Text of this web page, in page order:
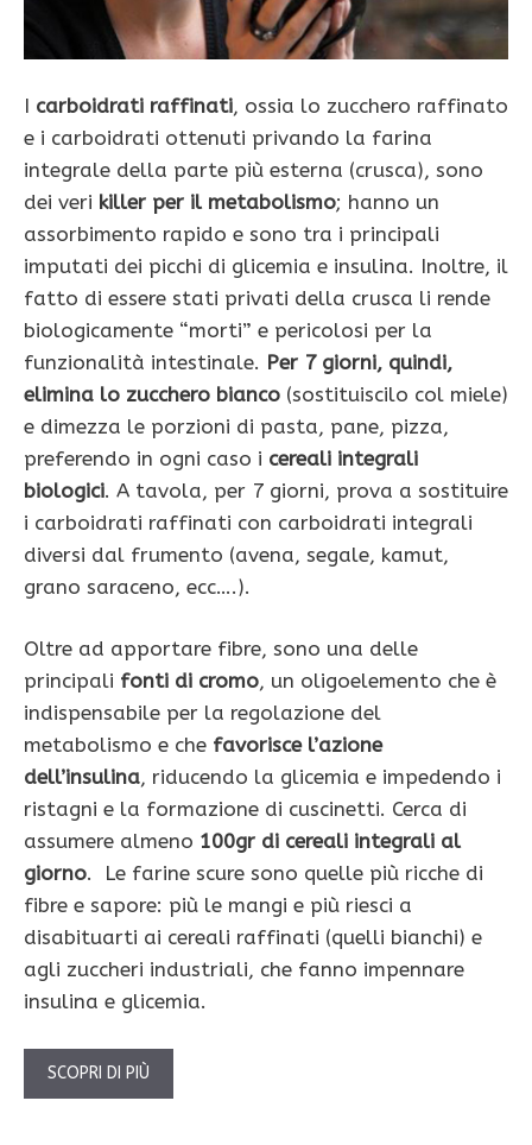
I carboidrati raffinati, ossia lo zucchero raffinato
e i carboidrati ottenuti privando la farina
integrale della parte più esterna (crusca), sono
dei veri killer per il metabolismo; hanno un
assorbimento rapido e sono tra i principali
imputati dei picchi di glicemia e in­sulina. Inoltre, il
fatto di essere stati privati della crusca li rende
biologicamente “morti” e pericolosi per la
funzionalità intestinale. Per 7 giorni, quindi,
elimina lo zucchero bianco (sostituiscilo col miele)
e dimezza le porzioni di pasta, pane, pizza,
preferendo in ogni caso i cereali integrali
biologici. A tavola, per 7 giorni, prova a sostituire
i carboidrati raffinati con carboidrati integrali
diversi dal frumento (avena, segale, kamut,
grano saraceno, ecc….).
Oltre ad apportare fibre, sono una delle
principali fonti di cromo, un oligoelemento che è
indispensabile per la regolazione del
metabolismo e che favorisce l’azione
dell’insulina, riducendo la glicemia e impedendo i
ristagni e la formazione di cuscinetti. Cerca di
assumere almeno 100gr di cereali integrali al
giorno. Le farine scure sono quelle più ricche di
fibre e sapore: più le mangi e più riesci a
disabituarti ai cereali raffinati (quelli bianchi) e
agli zuccheri industriali, che fanno impennare
insulina e glicemia.
SCOPRI DI PIÙ